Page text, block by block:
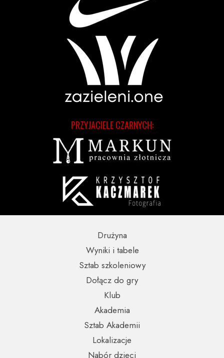
PRZYJACIELE CZARNYCH:
Nabór dzieci
Wyniki i tabele
Lokalizacje
Sztab szkoleniowy
Sztab Akademii
Dołącz do gry
Drużyna
Akademia
Klub